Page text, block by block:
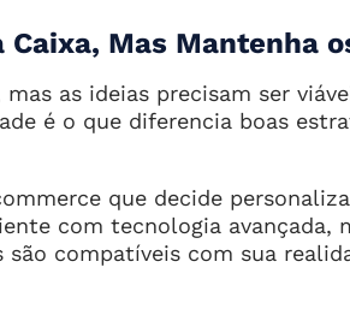
Caixa, Mas Mantenha
as ideias precisam ser
é o que diferencia boas
que decide
com tecnologia avançada,
são compatíveis com sua